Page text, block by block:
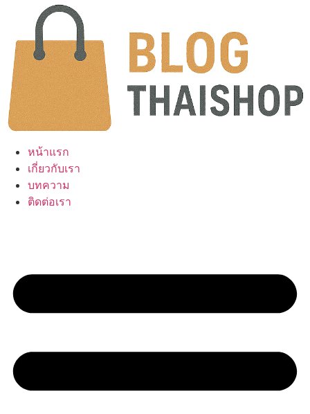
content
หน้าแรก
เกี่ยวกับเรา
บทความ
ติดต่อเรา